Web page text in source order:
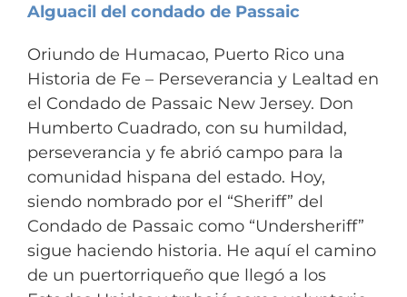
Alguacil del condado de Passaic
Oriundo de Humacao, Puerto Rico una
Historia de Fe – Perseverancia y Lealtad en
el Condado de Passaic New Jersey. Don
Humberto Cuadrado, con su humildad,
perseverancia y fe abrió campo para la
comunidad hispana del estado. Hoy,
siendo nombrado por el “Sheriff” del
Condado de Passaic como “Undersheriff”
sigue haciendo historia. He aquí el camino
de un puertorriqueño que llegó a los